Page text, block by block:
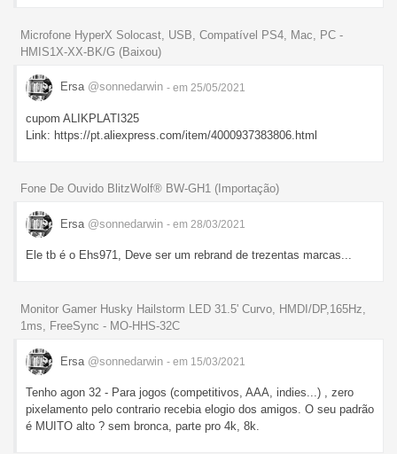
Microfone HyperX Solocast, USB, Compatível PS4, Mac, PC -
HMIS1X-XX-BK/G (Baixou)
Ersa @sonnedarwin - em 25/05/2021
cupom ALIKPLATI325
Link: https://pt.aliexpress.com/item/4000937383806.html
Fone De Ouvido BlitzWolf® BW-GH1 (Importação)
Ersa @sonnedarwin - em 28/03/2021
Ele tb é o Ehs971, Deve ser um rebrand de trezentas marcas...
Monitor Gamer Husky Hailstorm LED 31.5' Curvo, HMDI/DP,165Hz,
1ms, FreeSync - MO-HHS-32C
Ersa @sonnedarwin - em 15/03/2021
Tenho agon 32 - Para jogos (competitivos, AAA, indies...) , zero
pixelamento pelo contrario recebia elogio dos amigos. O seu padrão
é MUITO alto ? sem bronca, parte pro 4k, 8k.